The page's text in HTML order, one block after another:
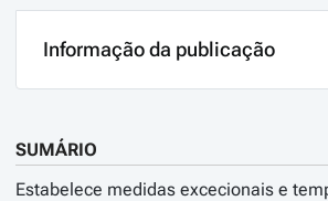
Informação da publicação
SUMÁRIO
Estabelece medidas excecionais e